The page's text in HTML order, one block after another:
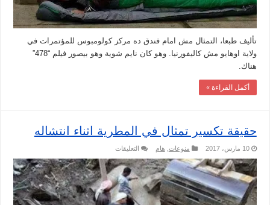
تأليف طبعا، التمثال مش امام فندق ده مركز كولومبوس للمؤتمرات في
ولاية اوهايو مش كاليفورنيا. وهو كان نايم شوية وهو بيصور فيلم “478”
هناك.
أكمل القراءة »
حقيقة تكسير تمثال في المطرية اثناء انتشاله
10 مارس، 2017 منوعات هام التعليقات
تكسير
تمثال
في
المطرية
اثناء
انتشاله